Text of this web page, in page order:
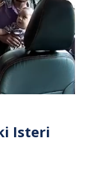
Isteri